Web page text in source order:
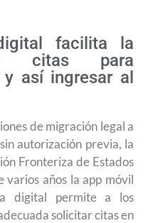
facilita la
citas para
así ingresar al
de migración legal a
autorización previa, la
Fronteriza de Estados
varios años la app móvil
digital permite a los
solicitar citas en